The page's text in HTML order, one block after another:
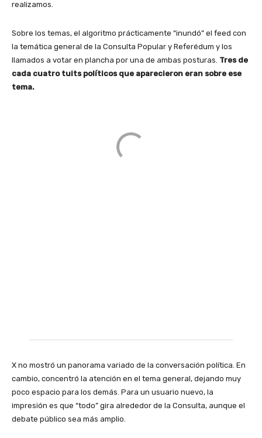
realizamos.
Sobre los temas, el algoritmo prácticamente “inundó” el feed con
la temática general de la Consulta Popular y Referédum y los
llamados a votar en plancha por una de ambas posturas. Tres de
cada cuatro tuits políticos que aparecieron eran sobre ese
tema.
X no mostró un panorama variado de la conversación política. En
cambio, concentró la atención en el tema general, dejando muy
poco espacio para los demás. Para un usuario nuevo, la
impresión es que “todo” gira alrededor de la Consulta, aunque el
debate público sea más amplio.